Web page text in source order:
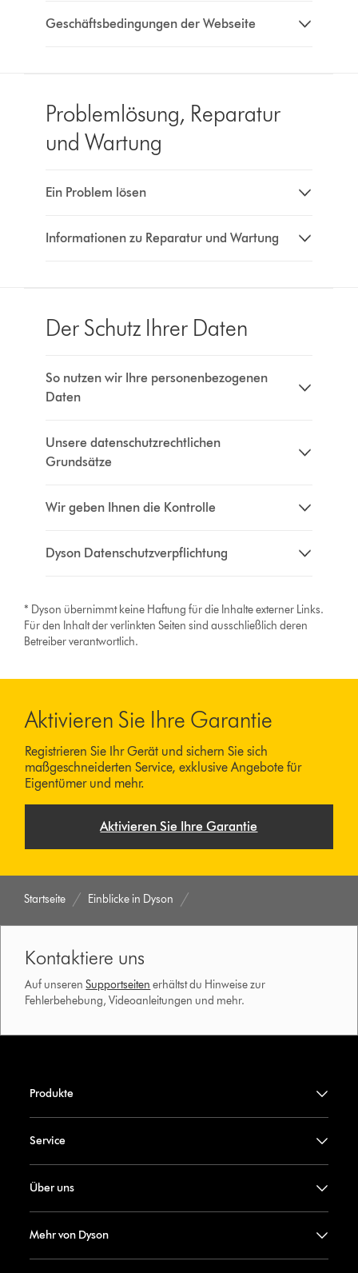
Geschäftsbedingungen der Webseite
Problemlösung, Reparatur
und Wartung
Ein Problem lösen
Informationen zu Reparatur und Wartung
Der Schutz Ihrer Daten
So nutzen wir Ihre personenbezogenen
Daten
Unsere datenschutzrechtlichen
Grundsätze
Wir geben Ihnen die Kontrolle
Dyson Datenschutzverpflichtung
* Dyson übernimmt keine Haftung für die Inhalte externer Links.
Für den Inhalt der verlinkten Seiten sind ausschließlich deren
Betreiber verantwortlich.
Aktivieren Sie Ihre Garantie
Registrieren Sie Ihr Gerät und sichern Sie sich
maßgeschneiderten Service, exklusive Angebote für
Eigentümer und mehr.
Aktivieren Sie Ihre Garantie
Startseite Einblicke in Dyson
Kontaktiere uns
Auf unserenSupportseiten erhältst du Hinweise zur
Fehlerbehebung, Videoanleitungen und mehr.
Produkte
Service
Über uns
Mehr von Dyson